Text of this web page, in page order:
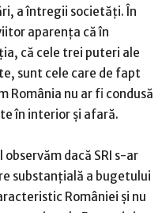
a întregii societăți. În
aparența că în
că cele trei puteri ale
sunt cele care de fapt
România nu ar fi condusă
în interior și afară.
dacă SRI s-ar
substanțială a bugetului
României și nu